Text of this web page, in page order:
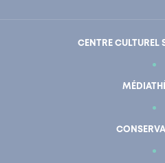
CENTRE CULTUREL